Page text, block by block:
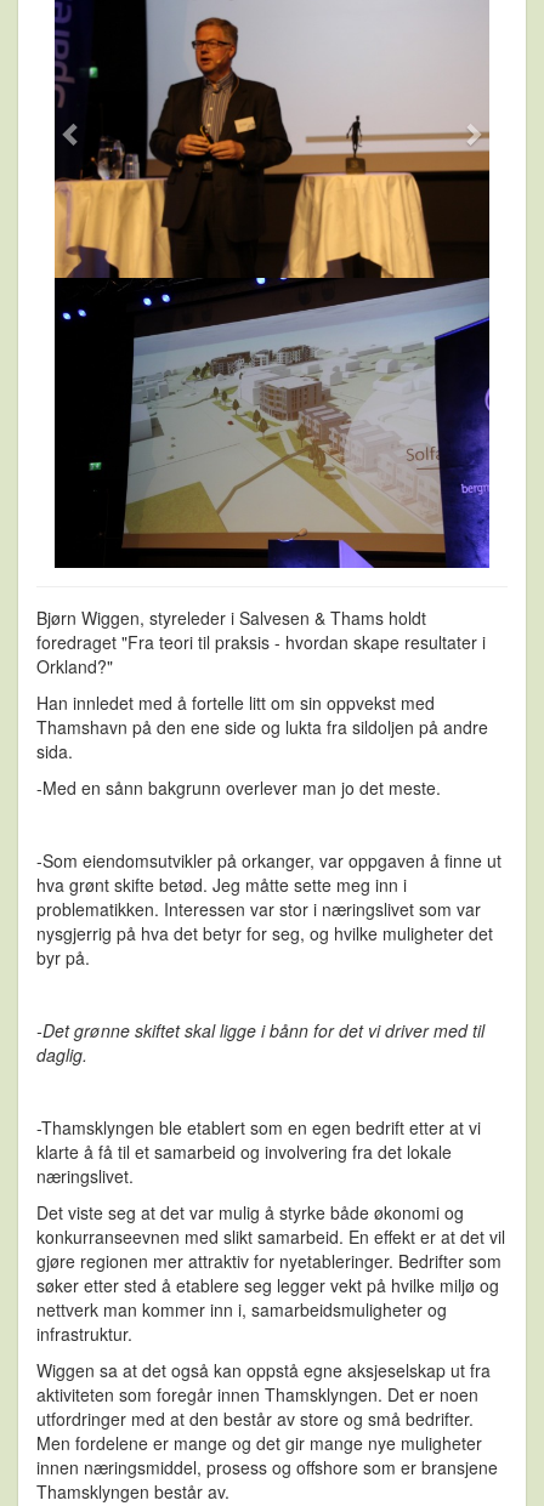
Bjørn Wiggen, styreleder i Salvesen & Thams holdt
foredraget "Fra teori til praksis - hvordan skape resultater i
Orkland?"
Han innledet med å fortelle litt om sin oppvekst med
Thamshavn på den ene side og lukta fra sildoljen på andre
sida.
-Med en sånn bakgrunn overlever man jo det meste.
-Som eiendomsutvikler på orkanger, var oppgaven å finne ut
hva grønt skifte betød. Jeg måtte sette meg inn i
problematikken. Interessen var stor i næringslivet som var
nysgjerrig på hva det betyr for seg, og hvilke muligheter det
byr på.
-Det grønne skiftet skal ligge i bånn for det vi driver med til
daglig.
-Thamsklyngen ble etablert som en egen bedrift etter at vi
klarte å få til et samarbeid og involvering fra det lokale
næringslivet.
Det viste seg at det var mulig å styrke både økonomi og
konkurranseevnen med slikt samarbeid. En effekt er at det vil
gjøre regionen mer attraktiv for nyetableringer. Bedrifter som
søker etter sted å etablere seg legger vekt på hvilke miljø og
nettverk man kommer inn i, samarbeidsmuligheter og
infrastruktur.
Wiggen sa at det også kan oppstå egne aksjeselskap ut fra
aktiviteten som foregår innen Thamsklyngen. Det er noen
utfordringer med at den består av store og små bedrifter.
Men fordelene er mange og det gir mange nye muligheter
innen næringsmiddel, prosess og offshore som er bransjene
Thamsklyngen består av.